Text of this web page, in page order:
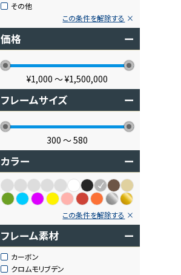
その他
この条件を解除する
価格 ー
¥1,000 〜¥1,500,000
フレームサイズ ー
300 〜580
カラー ー
この条件を解除する
フレーム素材 ー
カーボン
クロムモリブデン